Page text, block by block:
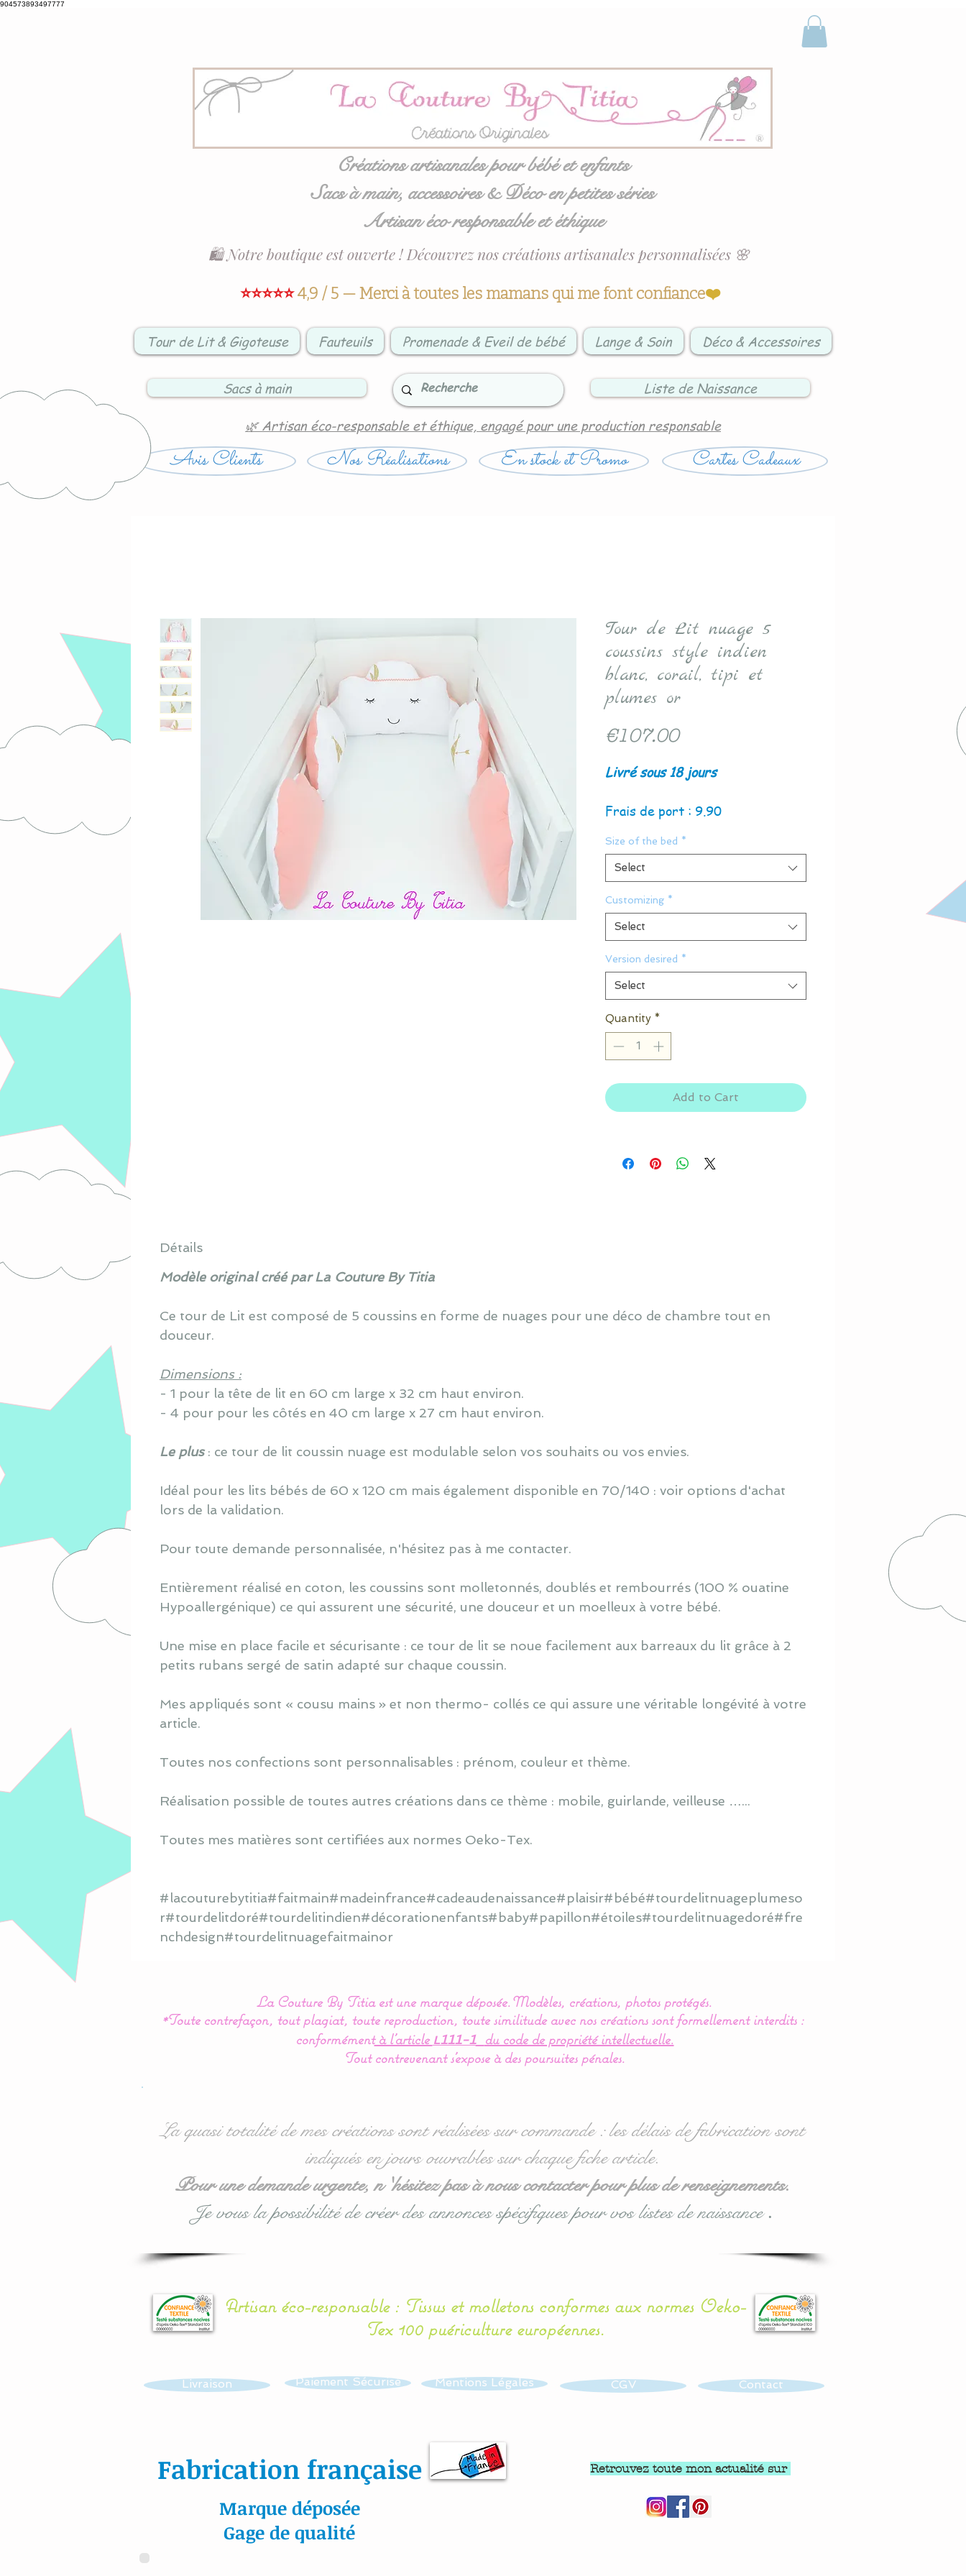
904573893497777
Créations artisanales pour bébé et enfants
Sacs à main, accessoires & Déco en petites séries
Artisan éco responsable et éthique
⭐⭐⭐⭐⭐4,9 / 5 — Merci à toutes les mamans qui me font confiance❤️
🛍️ Notre boutique est ouverte ! Découvrez nos créations artisanales personnalisées 🌸
Tour de Lit & Gigoteuse Fauteuils Promenade & Eveil de bébé Lange & Soin Déco & Accessoires
Sacs à main Liste de Naissance
🌿 Artisan éco-responsable et éthique, engagé pour une production responsable
Avis Clients Nos Réalisations En stock et Promo Cartes Cadeaux
Tour de Lit nuage 5
coussins style indien
blanc, corail, tipi et
plumes or
€107.00Price
Livré sous 18 jours
Frais de port : 9.90
Size of the bed *
Select
Customizing *
Select
Version desired *
Select
Quantity *
Add to Cart
Détails
Modèle original créé par La Couture By Titia
Ce tour de Lit est composé de 5 coussins en forme de nuages pour une déco de chambre tout en
douceur.
Dimensions :
- 1 pour la tête de lit en 60 cm large x 32 cm haut environ.
- 4 pour pour les côtés en 40 cm large x 27 cm haut environ.
Le plus: ce tour de lit coussin nuage est modulable selon vos souhaits ou vos envies.
Idéal pour les lits bébés de 60 x 120 cm mais également disponible en 70/140 : voir options d'achat
lors de la validation.
Pour toute demande personnalisée, n'hésitez pas à me contacter.
Entièrement réalisé en coton, les coussins sont molletonnés, doublés et rembourrés (100 % ouatine
Hypoallergénique) ce qui assurent une sécurité, une douceur et un moelleux à votre bébé.
Une mise en place facile et sécurisante : ce tour de lit se noue facilement aux barreaux du lit grâce à 2
petits rubans sergé de satin adapté sur chaque coussin.
Mes appliqués sont « cousu mains » et non thermo- collés ce qui assure une véritable longévité à votre
article.
Toutes nos confections sont personnalisables : prénom, couleur et thème.
Réalisation possible de toutes autres créations dans ce thème : mobile, guirlande, veilleuse …...
Toutes mes matières sont certifiées aux normes Oeko-Tex.
#lacouturebytitia#faitmain#madeinfrance#cadeaudenaissance#plaisir#bébé#tourdelitnuageplumeso
r#tourdelitdoré#tourdelitindien#décorationenfants#baby#papillon#étoiles#tourdelitnuagedoré#fre
nchdesign#tourdelitnuagefaitmainor
La Couture By Titia est une marque déposée. Modèles, créations, photos protégés.
*Toute contrefaçon, tout plagiat, toute reproduction, toute similitude avec nos créations sont formellement interdits :
conformémentà l’article L111-1
du code de propriété intellectuelle.
Tout contrevenant s'expose à des poursuites pénales.
La quasi totalité de mes créations sont réalisées sur commande : les délais de fabrication sont
indiqués en jours ouvrables sur chaque fiche article.
Pour une demande urgente, n 'hésitez pas à nous contacter pour plus de renseignements.
Je vous la possibilité de créer des annonces spécifiques pour vos listes de naissance.
Artisan éco-responsable : Tissus et molletons conformes aux normes Oeko-
Tex 100 puériculture européennes.
Livraison Paiement Sécurisé Mentions Légales
Fabrication française
Marque déposée
Gage de qualité
CGV Contact
Retrouvez toute mon actualité sur